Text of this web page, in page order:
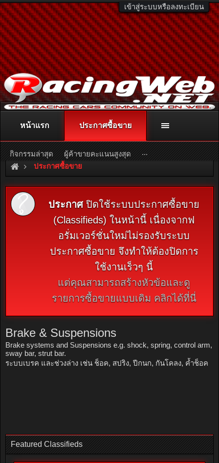
เข้าสู่ระบบหรือลงทะเบียน
ติดต่อลงโฆษณา racingweb@gmail.com
หรือโทร. 081-811-1138
หรืออ่านรายละเอียดเพิ่มเติม คลิกที่นี่
ประกาศซื้อขาย
ประกาศปิดใช้ระบบประกาศซื้อขาย
(Classifieds) ในหน้านี้ เนื่องจากฟ
อรั่มเวอร์ชั่นใหม่ไม่รองรับระบบ
ประกาศซื้อขาย จึงทำให้ต้องปิดการ
ใช้งานเร็วๆ นี้
แต่คุณสามารถสร้างหัวข้อและดู
รายการซื้อขายแบบเดิม คลิกได้ที่นี่
Brake & Suspensions
Brake systems and Suspensions e.g. shock, spring, control arm,
sway bar, strut bar.
ระบบเบรค และช่วงล่าง เช่น ช็อค, สปริง, ปีกนก, กันโคลง, คํ้าช็อค
Featured Classifieds
หน้าแรก ประกาศซื้อขาย
กิจกรรมล่าสุด ผู้ค้าขายคะแนนสูงสุด ...